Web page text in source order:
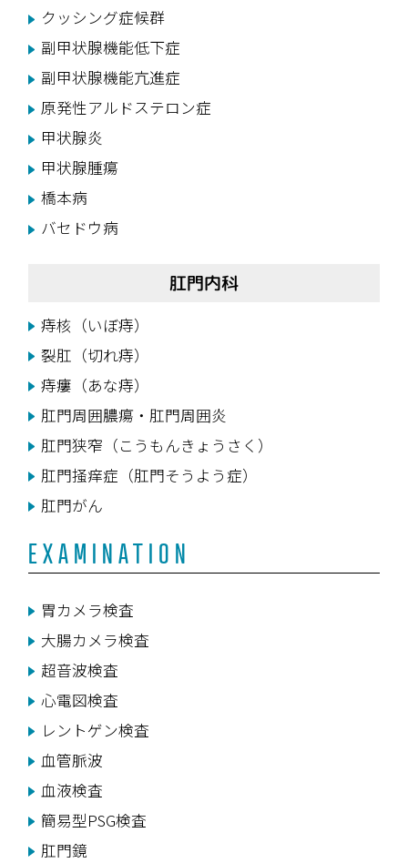
クッシング症候群
副甲状腺機能低下症
副甲状腺機能亢進症
原発性アルドステロン症
甲状腺炎
甲状腺腫瘍
橋本病
バセドウ病
肛門内科
痔核（いぼ痔）
裂肛（切れ痔）
痔瘻（あな痔）
肛門周囲膿瘍・肛門周囲炎
肛門狭窄（こうもんきょうさく）
肛門掻痒症（肛門そうよう症）
肛門がん
EXAMINATION
胃カメラ検査
大腸カメラ検査
超音波検査
心電図検査
レントゲン検査
血管脈波
血液検査
簡易型PSG検査
肛門鏡